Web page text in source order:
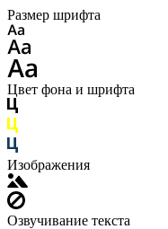
Размер шрифта
Цвет фона и шрифта
Изображения
Озвучивание текста